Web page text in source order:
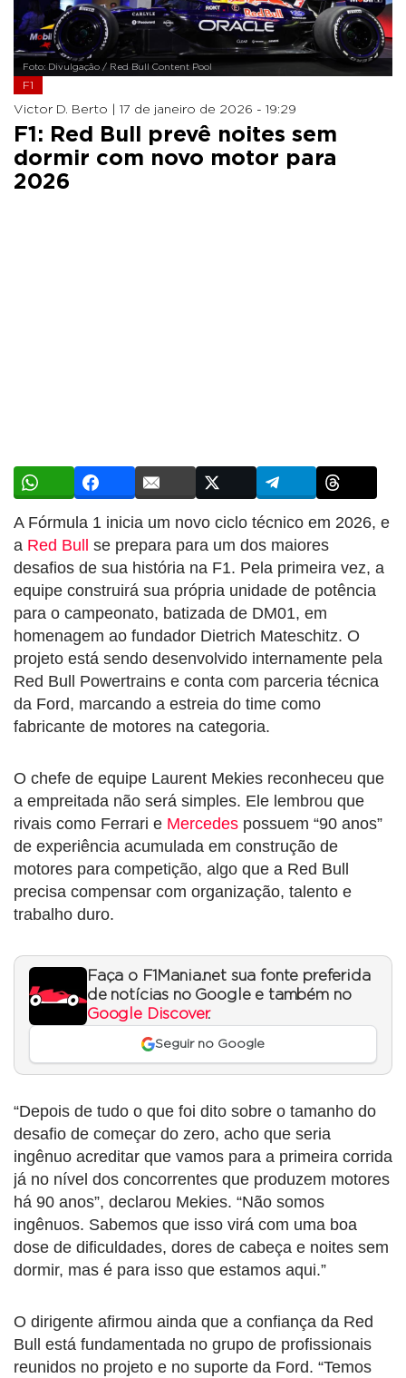
Foto: Divulgação / Red Bull Content Pool
F1
Victor D. Berto | 17 de janeiro de 2026 - 19:29
F1: Red Bull prevê noites sem
dormir com novo motor para
2026
A Fórmula 1 inicia um novo ciclo técnico em 2026, e
a Red Bull se prepara para um dos maiores
desafios de sua história na F1. Pela primeira vez, a
equipe construirá sua própria unidade de potência
para o campeonato, batizada de DM01, em
homenagem ao fundador Dietrich Mateschitz. O
projeto está sendo desenvolvido internamente pela
Red Bull Powertrains e conta com parceria técnica
da Ford, marcando a estreia do time como
fabricante de motores na categoria.
O chefe de equipe Laurent Mekies reconheceu que
a empreitada não será simples. Ele lembrou que
rivais como Ferrari e Mercedes possuem “90 anos”
de experiência acumulada em construção de
motores para competição, algo que a Red Bull
precisa compensar com organização, talento e
trabalho duro.
Faça o F1Mania.net sua fonte preferida
de notícias no Google e também no
Google Discover.
Seguir no Google
“Depois de tudo o que foi dito sobre o tamanho do
desafio de começar do zero, acho que seria
ingênuo acreditar que vamos para a primeira corrida
já no nível dos concorrentes que produzem motores
há 90 anos”, declarou Mekies. “Não somos
ingênuos. Sabemos que isso virá com uma boa
dose de dificuldades, dores de cabeça e noites sem
dormir, mas é para isso que estamos aqui.”
O dirigente afirmou ainda que a confiança da Red
Bull está fundamentada no grupo de profissionais
reunidos no projeto e no suporte da Ford. “Temos